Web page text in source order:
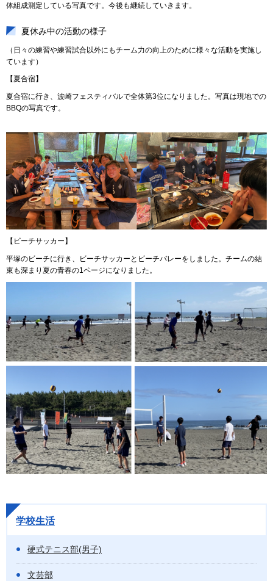
体組成測定している写真です。今後も継続していきます。
夏休み中の活動の様子
（日々の練習や練習試合以外にもチーム力の向上のために様々な活動を実施し
ています）
【夏合宿】
夏合宿に行き、波崎フェスティバルで全体第3位になりました。写真は現地での
BBQの写真です。
【ビーチサッカー】
平塚のビーチに行き、ビーチサッカーとビーチバレーをしました。チームの結
束も深まり夏の青春の1ページになりました。
学校生活
硬式テニス部(男子)
文芸部